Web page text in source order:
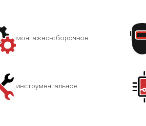
монтажно-сборочное
инструментальное